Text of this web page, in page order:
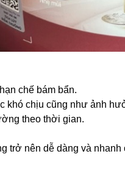
chế bám bẩn.
khó chịu cũng như ảnh
theo thời gian.
trở nên dễ dàng và nhanh